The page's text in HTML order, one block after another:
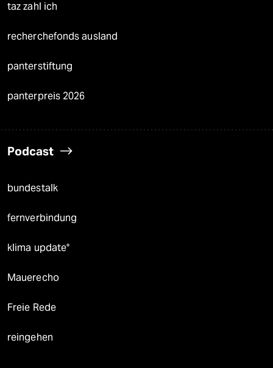
taz zahl ich
recherchefonds ausland
panterstiftung
panterpreis 2026
Podcast
bundestalk
fernverbindung
klima update°
Mauerecho
Freie Rede
reingehen